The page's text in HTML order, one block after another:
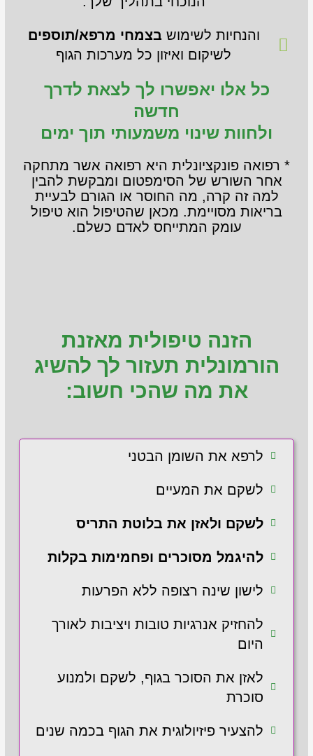
והנחיות לשימוש בצמחי מרפא/תוספים
לשיקום ואיזון כל מערכות הגוף
כל אלו יאפשרו לך לצאת לדרך
חדשה
ולחוות שינוי משמעותי תוך ימים
* רפואה פונקציונלית היא רפואה אשר מתחקה
אחר השורש של הסימפטום ומבקשת להבין
למה זה קרה, מה החוסר או הגורם לבעיית
בריאות מסויימת. מכאן שהטיפול הוא טיפול
עומק המתייחס לאדם כשלם.
הזנה טיפולית מאזנת
הורמונלית תעזור לך להשיג
את מה שהכי חשוב:
לרפא את השומן הבטני
לשקם את המעיים
לשקם ולאזן את בלוטת התריס
להיגמל מסוכרים ופחמימות בקלות
לישון שינה רצופה ללא הפרעות
להחזיק אנרגיות טובות ויציבות לאורך
היום
לאזן את הסוכר בגוף, לשקם ולמנוע
סוכרת
להצעיר פיזיולוגית את הגוף בכמה שנים